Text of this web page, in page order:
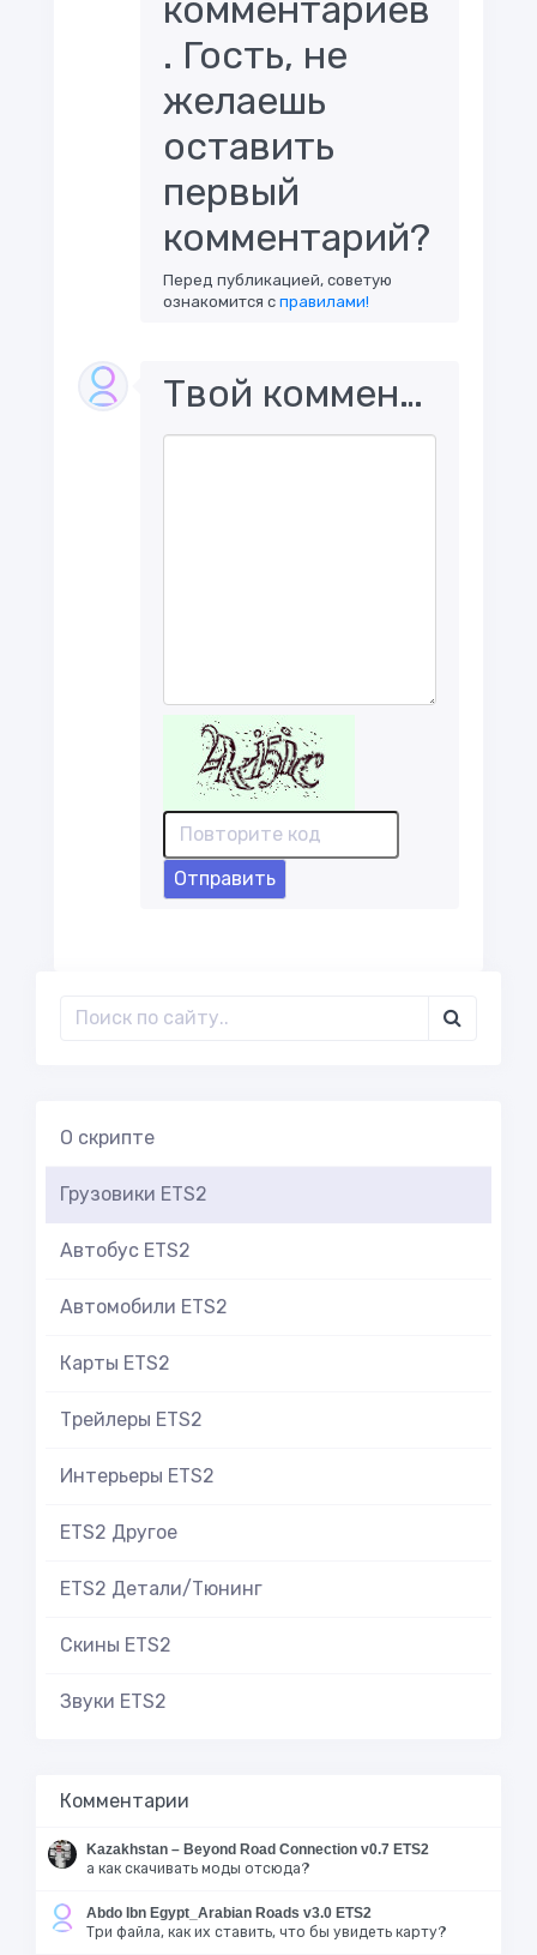
комментариев
. Гость, не
желаешь
оставить
первый
комментарий?
Перед публикацией, советую
ознакомится справилами!
Твой комментарий..
Отправить
О скрипте
Грузовики ETS2
Автобус ETS2
Автомобили ETS2
Карты ETS2
Трейлеры ETS2
Интерьеры ETS2
ETS2 Другое
ETS2 Детали/Тюнинг
Скины ETS2
Звуки ETS2
Комментарии
Kazakhstan – Beyond Road Connection v0.7 ETS2
а как скачивать моды отсюда?
Abdo Ibn Egypt_Arabian Roads v3.0 ETS2
Три файла, как их ставить, что бы увидеть карту?